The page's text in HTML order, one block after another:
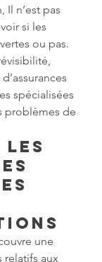
Il n’est pas
si les
ou pas.
spécialisées
problèmes de
les
une
relatifs aux